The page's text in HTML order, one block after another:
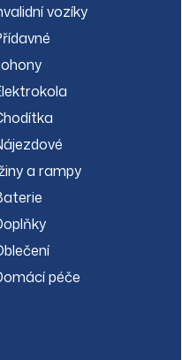
invalidní vozík
invalidní vozík
pohony k vozíkům
chodítko
Dotace
Servis
značky
nás
vozíky
a rampy
péče